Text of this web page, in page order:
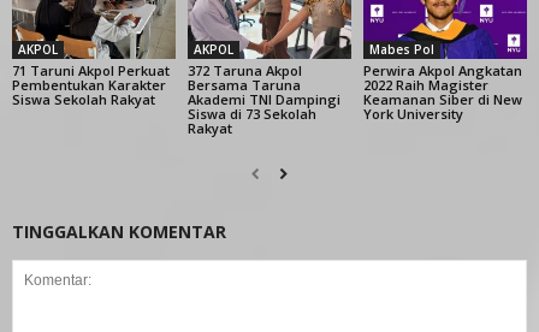
AKPOL
71 Taruni Akpol Perkuat
Pembentukan Karakter
Siswa Sekolah Rakyat
AKPOL
372 Taruna Akpol
Bersama Taruna
Akademi TNI Dampingi
Siswa di 73 Sekolah
Rakyat
Mabes Pol
Perwira Akpol Angkatan
2022 Raih Magister
Keamanan Siber di New
York University
TINGGALKAN KOMENTAR